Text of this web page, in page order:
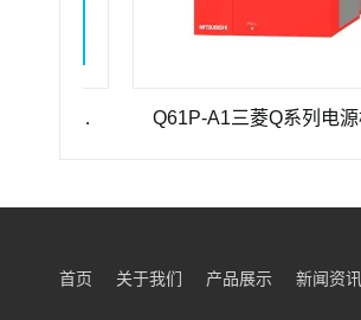
Q61P-A1三菱Q系列电源模块
首页 关于我们 产品展示 新闻资讯